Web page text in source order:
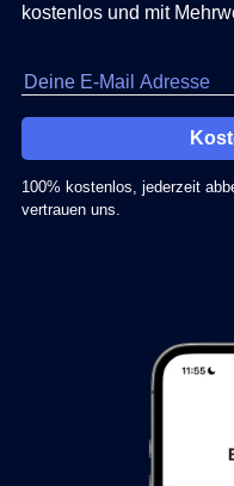
kostenlos und mit
100% kostenlos, jederzeit
vertrauen uns.